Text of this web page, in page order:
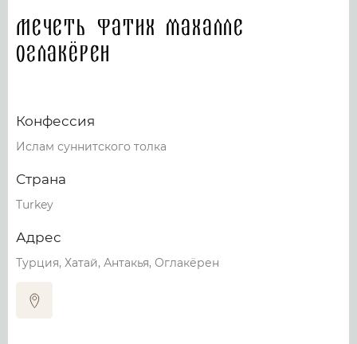
Мечеть Фатих махалле
Оглакёрен
Конфессия
Ислам суннитского толка
Страна
Turkey
Адрес
Турция, Хатай, Антакья, Оглакёрен